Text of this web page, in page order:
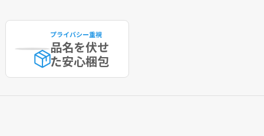
プライバシー重視
品名を伏せ
た安心梱包